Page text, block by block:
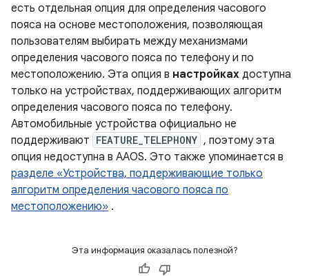
есть отдельная опция для определения часового
пояса на основе местоположения, позволяющая
пользователям выбирать между механизмами
определения часового пояса по телефону и по
местоположению. Эта опция в настройках доступна
только на устройствах, поддерживающих алгоритм
определения часового пояса по телефону.
Автомобильные устройства официально не
поддерживают FEATURE_TELEPHONY , поэтому эта
опция недоступна в AAOS. Это также упоминается в
разделе «Устройства, поддерживающие только
алгоритм определения часового пояса по
местоположению» .
Эта информация оказалась полезной?